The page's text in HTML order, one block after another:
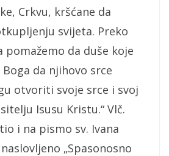
Crkvu, kršćane da
svijeta. Preko
pomažemo da duše koje
da njihovo srce
otvoriti svoje srce i svoj
Isusu Kristu.“ Vlč.
i na pismo sv. Ivana
naslovljeno „Spasonosno